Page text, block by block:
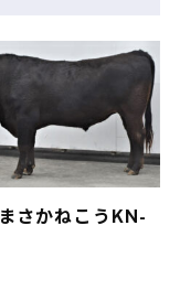
まさかねこう KN-